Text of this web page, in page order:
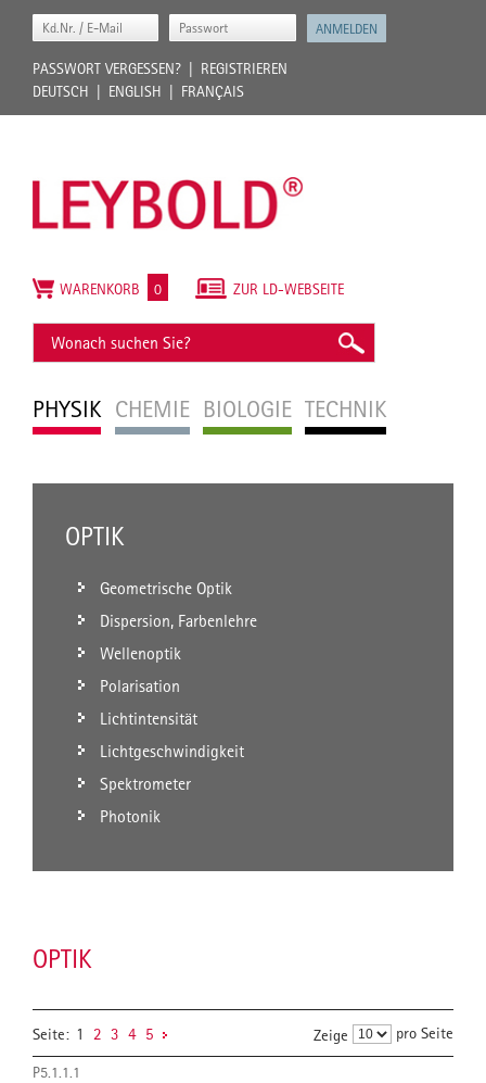
PASSWORT VERGESSEN?
REGISTRIEREN
DEUTSCH
ENGLISH FRANÇAIS
PHYSIK CHEMIE BIOLOGIE TECHNIK
ZUR LD-WEBSEITE
WARENKORB 0
OPTIK
Geometrische Optik
Dispersion, Farbenlehre
Wellenoptik
Polarisation
Lichtintensität
Lichtgeschwindigkeit
Spektrometer
Photonik
OPTIK
Seite: 1 2 3 4 5 Zeige pro Seite
P5.1.1.1